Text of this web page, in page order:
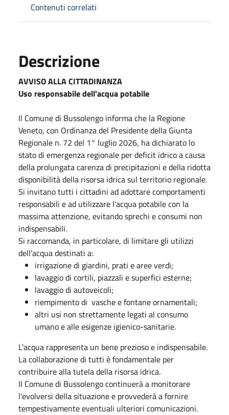
Contenuti correlati
Descrizione
AVVISO ALLA CITTADINANZA
Uso responsabile dell'acqua potabile
Il Comune di Bussolengo informa che la Regione
Veneto, con Ordinanza del Presidente della Giunta
Regionale n. 72 del 1° luglio 2026, ha dichiarato lo
stato di emergenza regionale per deficit idrico a causa
della prolungata carenza di precipitazioni e della ridotta
disponibilità della risorsa idrica sul territorio regionale.
Si invitano tutti i cittadini ad adottare comportamenti
responsabili e ad utilizzare l'acqua potabile con la
massima attenzione, evitando sprechi e consumi non
indispensabili.
Si raccomanda, in particolare, di limitare gli utilizzi
dell'acqua destinati a:
irrigazione di giardini, prati e aree verdi;
lavaggio di cortili, piazzali e superfici esterne;
lavaggio di autoveicoli;
riempimento di vasche e fontane ornamentali;
altri usi non strettamente legati al consumo
umano e alle esigenze igienico-sanitarie.
L'acqua rappresenta un bene prezioso e indispensabile.
La collaborazione di tutti è fondamentale per
contribuire alla tutela della risorsa idrica.
Il Comune di Bussolengo continuerà a monitorare
l'evolversi della situazione e provvederà a fornire
tempestivamente eventuali ulteriori comunicazioni.